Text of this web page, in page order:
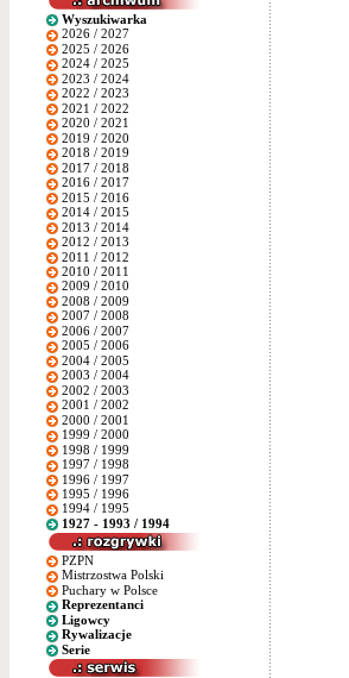
Wyszukiwarka
2026 / 2027
2025 / 2026
2024 / 2025
2023 / 2024
2022 / 2023
2021 / 2022
2020 / 2021
2019 / 2020
2018 / 2019
2017 / 2018
2016 / 2017
2015 / 2016
2014 / 2015
2013 / 2014
2012 / 2013
2011 / 2012
2010 / 2011
2009 / 2010
2008 / 2009
2007 / 2008
2006 / 2007
2005 / 2006
2004 / 2005
2003 / 2004
2002 / 2003
2001 / 2002
2000 / 2001
1999 / 2000
1998 / 1999
1997 / 1998
1996 / 1997
1995 / 1996
1994 / 1995
1927 - 1993 / 1994
PZPN
Mistrzostwa Polski
Puchary w Polsce
Reprezentanci
Ligowcy
Rywalizacje
Serie